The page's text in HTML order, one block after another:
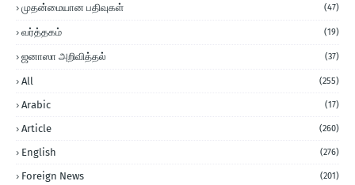
முதன்மையான பதிவுகள் (47)
வர்த்தகம் (19)
ஜனாஸா அறிவித்தல் (37)
All (255)
Arabic (17)
Article (260)
English (276)
Foreign News (201)